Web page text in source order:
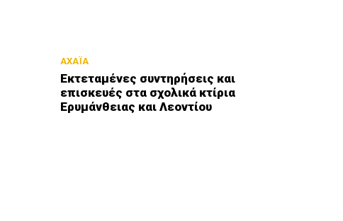
ΑΧΑΪΑ
Εκτεταμένες συντηρήσεις και
επισκευές στα σχολικά κτίρια
Ερυμάνθειας και Λεοντίου